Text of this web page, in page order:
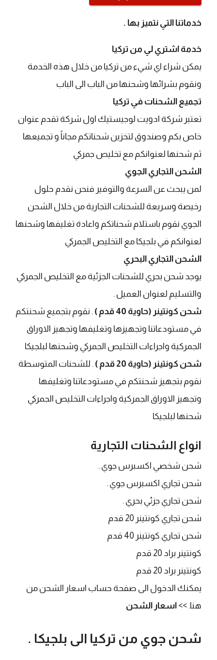
خدماتنا التي نتميز بها .
خدمة اشتري لي من تركيا
يمكن شراء اي شيء من تركيا من خلال هذه الخدمة
ونقوم بشرائها وشحنها من الباب الى الباب
تجميع الشحنات في تركيا
​تعتبر شركة ادويت لوجيستيك اول شركة تقدم عنوان
خاص بكم وصندوق لتخزين شحناتكم مجاناً و تجميعها
ثم شحنها لعنوانكم مع تخليص جمركي
الشحن التجاري الجوي
​لمن يبحث عن السرعة والتوفير فنحن نقدم حلول
رخيصة وسريعة للشحنات التجارية من خلال الشحن
الجوي نقوم باستلام شحناتكم واعادة تغليفها وشحنها
لعنوانكم في بلجيكا مع التخليص الجمركي
الشحن التجاري البحري
يوجد شحن بحري للشحنات الجزئية مع التخليص الجمركي
والتسليم لعنوان العميل .
شحن كونتينر (حاوية 40 قدم )
. نقوم بتجميع شحنتكم
في مستودعاتنا وتجهيزها وتغليفها وتجهيز الاوراق
الجمركية واجراءات التخليص الجمركي وشحنها لبلجيكا
شحن كونتينر (حاوية 20 قدم )
. للشحنات المتوسطة
نقوم بتجهيز شحنتكم في مستودعاتنا وتغليفها
وتجهيز الاوراق الجمركية واجراءات التخليص الجمركي
شحنها لبلجيكا
انواع الشحنات التجارية
شحن شخصي اكسبرس جوي .
شحن تجاري اكسبرس جوي .
شحن تجاري جزئي بحري .
شحن تجاري كونتينر 20 قدم
شحن تجاري كونتينر 40 قدم
كونتينر براد 20 قدم
كونتينر براد 20 قدم
يمكنك الدخول الى صفحة حساب اسعار الشحن من
هنا. >> اسعار الشحن
​شحن جوي من تركيا الى بلجيكا .